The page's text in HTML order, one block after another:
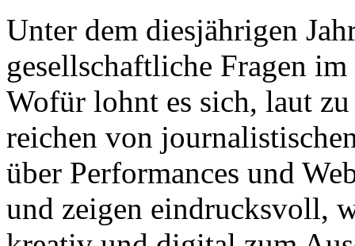
Unter dem diesjährigen
gesellschaftliche Fragen
Wofür lohnt es sich, laut
reichen von
über Performances und
und zeigen eindrucksvoll,